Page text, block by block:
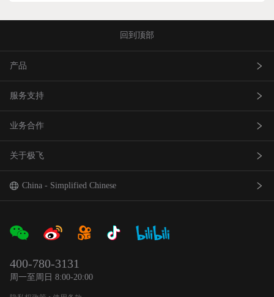
回到顶部
产品
农业无人飞机
农业无人车
农机自驾仪
巡田无人飞机
农业机器人
服务支持
极飞服务
极飞学园
证书查询
业务合作
查找网点(资质验证）
成为渠道合作伙伴
关于极飞
我是极⻜
官方活动
China - Simplified Chinese
日本 - 日本語
400-780-3131
周一至周日 8:00-20:00